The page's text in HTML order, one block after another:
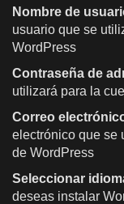
Nombre de
usuario que se
WordPress
Contraseña de
utilizará para la
Correo
electrónico que se
de WordPress
Seleccionar
deseas instalar